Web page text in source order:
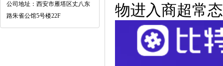
公司地址：西安市雁塔区丈八东
路朱雀公馆5号楼22F
物进入商超常